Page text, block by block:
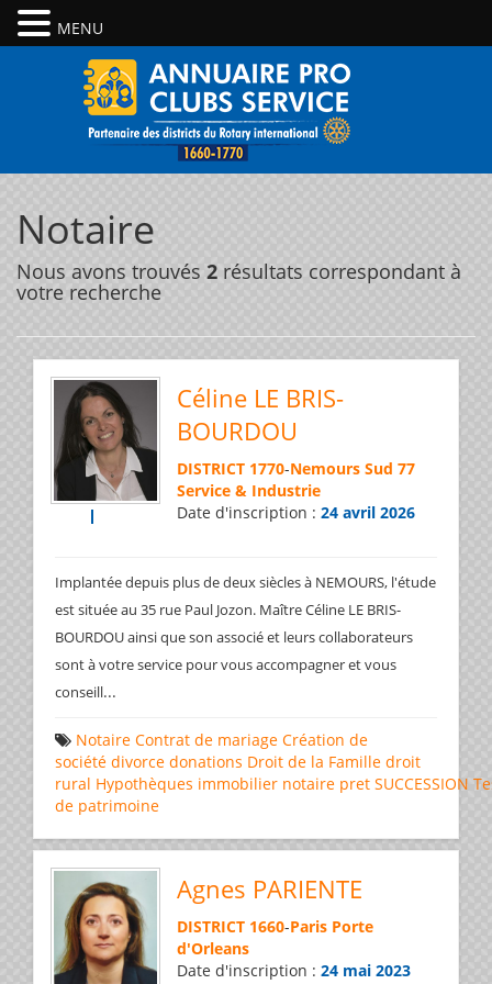
Notaire
Nous avons trouvés 2 résultats correspondant à
votre recherche
Céline LE BRIS-
BOURDOU
DISTRICT 1770-Nemours Sud 77
Service & Industrie
Date d'inscription : 24 avril 2026
Implantée depuis plus de deux siècles à NEMOURS, l'étude
est située au 35 rue Paul Jozon. Maître Céline LE BRIS-
BOURDOU ainsi que son associé et leurs collaborateurs
sont à votre service pour vous accompagner et vous
conseill...
Notaire Contrat de mariage Création de
société divorce donations Droit de la Famille droit
rural Hypothèques immobilier notaire pret SUCCESSION
de patrimoine
Agnes PARIENTE
DISTRICT 1660-Paris Porte
d'Orleans
Date d'inscription : 24 mai 2023
MENU